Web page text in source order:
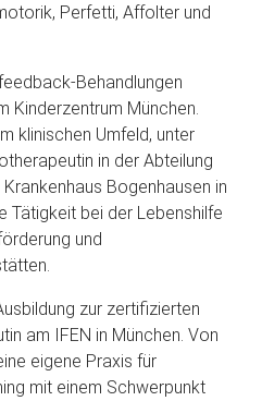
Perfetti, Affolter und
Behandlungen
Kinderzentrum München.
klinischen Umfeld, unter
in der Abteilung
Bogenhausen in
Tätigkeit bei der Lebenshilfe
und
zur zertifizierten
am IFEN in München. Von
eigene Praxis für
mit einem Schwerpunkt